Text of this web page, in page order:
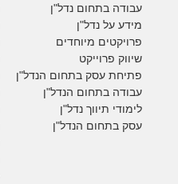
עבודה בתחום נדל"ן
מידע על נדל"ן
פרויקטים מיוחדים
שיווק פרוייקט
פתיחת עסק בתחום הנדל"ן
עבודה בתחום הנדל"ן
לימודי תיווך נדל"ן
עסק בתחום הנדל"ן